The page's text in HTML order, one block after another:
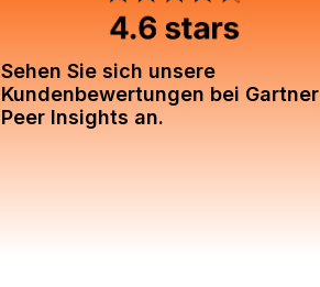
Sehen Sie sich unsere
Kundenbewertungen bei Gartner
Peer Insights an.